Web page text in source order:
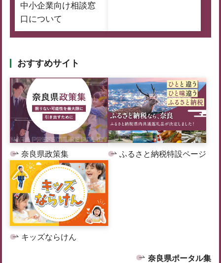
中小企業向け相談窓
口について
おすすめサイト
奈良県政策集 ふるさと納税特設ページ
キッズならけん
奈良県ポータル集